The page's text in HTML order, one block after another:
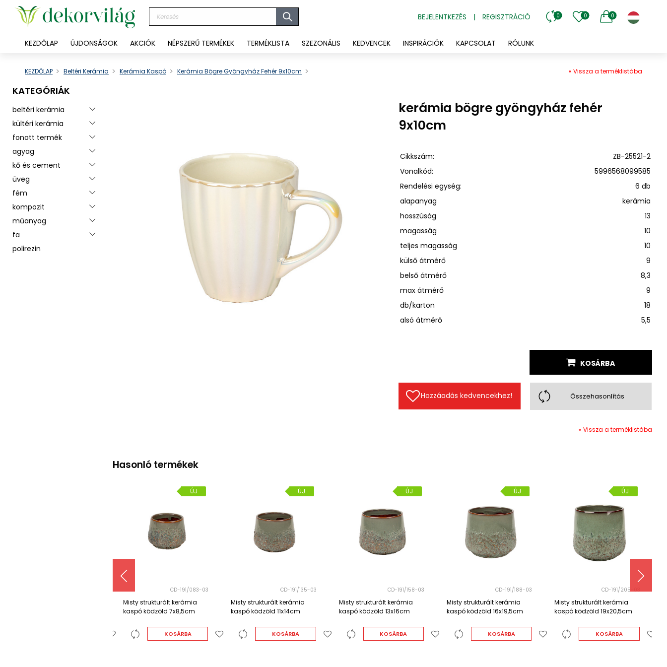
BEJELENTKEZÉS | REGISZTRÁCIÓ 0 0 0
KEZDŐLAP ÚJDONSÁGOK AKCIÓK NÉPSZERŰ TERMÉKEK TERMÉKLISTA SZEZONÁLIS KEDVENCEK INSPIRÁCIÓK KAPCSOLAT RÓLUNK
KEZDŐLAP Beltéri Kerámia Kerámia Kaspó Kerámia Bögre Gyöngyház Fehér 9x10cm « Vissza a terméklistába
KATEGÓRIÁK
beltéri kerámia
Toggle menu
kültéri kerámia
Toggle menu
fonott termék
Toggle menu
agyag
Toggle menu
kő és cement
Toggle menu
üveg
Toggle menu
fém
Toggle menu
kompozit
Toggle menu
műanyag
Toggle menu
fa
Toggle menu
polirezin
kerámia bögre gyöngyház fehér
9x10cm
Cikkszám:
ZB-25521-2
Vonalkód:
5996568099585
Rendelési egység:
6 db
alapanyag
kerámia
hosszúság
13
magasság
10
teljes magasság
10
külső átmérő
9
belső átmérő
8,3
max átmérő
9
db/karton
18
alsó átmérő
5,5
KOSÁRBA
Hozzáadás kedvencekhez! Összehasonlítás
« Vissza a terméklistába
Hasonló termékek
ÚJ
CD-191/135-03
Misty strukturált kerámia
kaspó ködzöld 11x14cm
KOSÁRBA
ÚJ
CD-191/158-03
Misty strukturált kerámia
kaspó ködzöld 13x16cm
KOSÁRBA
ÚJ
CD-191/188-03
Misty strukturált kerámia
kaspó ködzöld 16x19,5cm
KOSÁRBA
ÚJ
CD-191/205-03
Misty strukturált kerámia
kaspó ködzöld 19x20,5cm
KOSÁRBA
CD-256/075-02
Hudson strukturált kerámia
kaspó szürke-mézbarna
KOSÁRBA